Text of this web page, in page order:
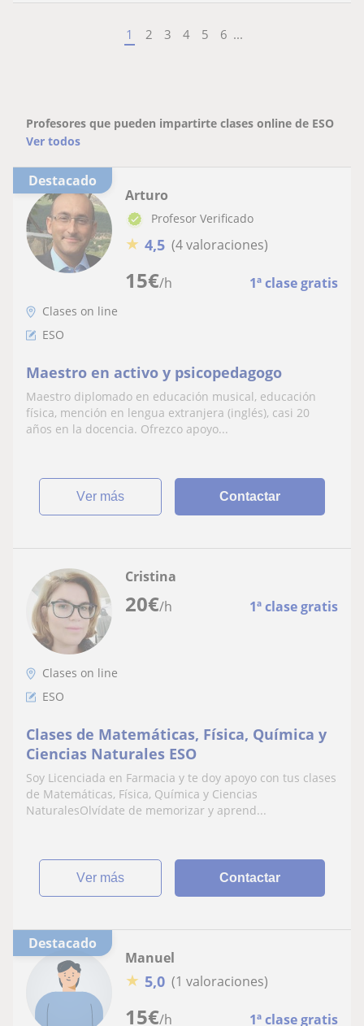
1 2 3 4 5 6 ...
Profesores que pueden impartirte clases online de ESO
Ver todos
Destacado
15€/h 1ª clase gratis
Arturo
Profesor Verificado
★ 4,5 (4 valoraciones)
Clases on line
ESO
Maestro en activo y psicopedagogo
Maestro diplomado en educación musical, educación
física, mención en lengua extranjera (inglés), casi 20
años en la docencia. Ofrezco apoyo...
ver más Contactar
20€/h 1ª clase gratis
Cristina
Clases on line
ESO
Clases de Matemáticas, Física, Química y
Ciencias Naturales ESO
Soy Licenciada en Farmacia y te doy apoyo con tus clases
de Matemáticas, Física, Química y Ciencias
NaturalesOlvídate de memorizar y aprend...
ver más Contactar
Destacado
15€/h 1ª clase gratis
Manuel
★ 5,0 (1 valoraciones)